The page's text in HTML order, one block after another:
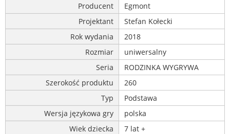
Producent
Egmont
Projektant
Stefan Kołecki
Rok wydania
2018
Rozmiar
uniwersalny
Seria
RODZINKA WYGRYWA
Szerokość produktu
260
Typ
Podstawa
Wersja językowa gry
polska
Wiek dziecka
7 lat +